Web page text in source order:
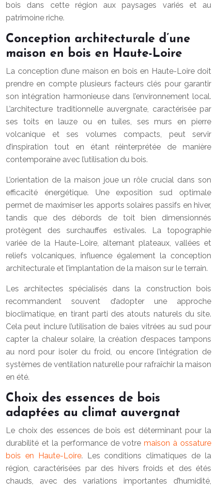
bois dans cette région aux paysages variés et au
patrimoine riche.
Conception architecturale d’une
maison en bois en Haute-Loire
La conception d’une maison en bois en Haute-Loire doit
prendre en compte plusieurs facteurs clés pour garantir
son intégration harmonieuse dans l’environnement local.
L’architecture traditionnelle auvergnate, caractérisée par
ses toits en lauze ou en tuiles, ses murs en pierre
volcanique et ses volumes compacts, peut servir
d’inspiration tout en étant réinterprétée de manière
contemporaine avec l’utilisation du bois.
L’orientation de la maison joue un rôle crucial dans son
efficacité énergétique. Une exposition sud optimale
permet de maximiser les apports solaires passifs en hiver,
tandis que des débords de toit bien dimensionnés
protègent des surchauffes estivales. La topographie
variée de la Haute-Loire, alternant plateaux, vallées et
reliefs volcaniques, influence également la conception
architecturale et l’implantation de la maison sur le terrain.
Les architectes spécialisés dans la construction bois
recommandent souvent d’adopter une approche
bioclimatique, en tirant parti des atouts naturels du site.
Cela peut inclure l’utilisation de baies vitrées au sud pour
capter la chaleur solaire, la création d’espaces tampons
au nord pour isoler du froid, ou encore l’intégration de
systèmes de ventilation naturelle pour rafraîchir la maison
en été.
Choix des essences de bois
adaptées au climat auvergnat
Le choix des essences de bois est déterminant pour la
durabilité et la performance de votremaison à ossature
bois en Haute-Loire. Les conditions climatiques de la
région, caractérisées par des hivers froids et des étés
chauds, avec des variations importantes d’humidité,